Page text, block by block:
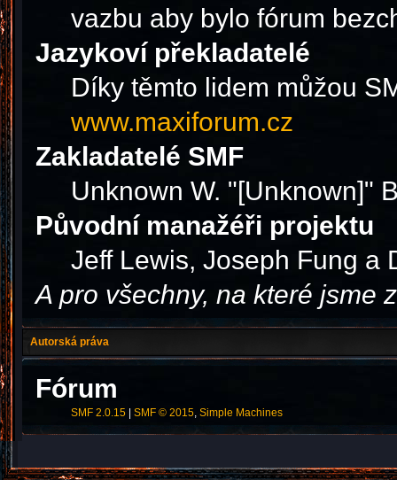
vazbu aby bylo fórum
Jazykoví překladatelé
Díky těmto lidem můžou
www.maxiforum.cz
Zakladatelé SMF
Unknown W. "[Unknown]"
Původní manažéři projektu
Jeff Lewis, Joseph Fung a
A pro všechny, na které jsme
Autorská práva
Fórum
SMF 2.0.15| SMF © 2015, Simple Machines